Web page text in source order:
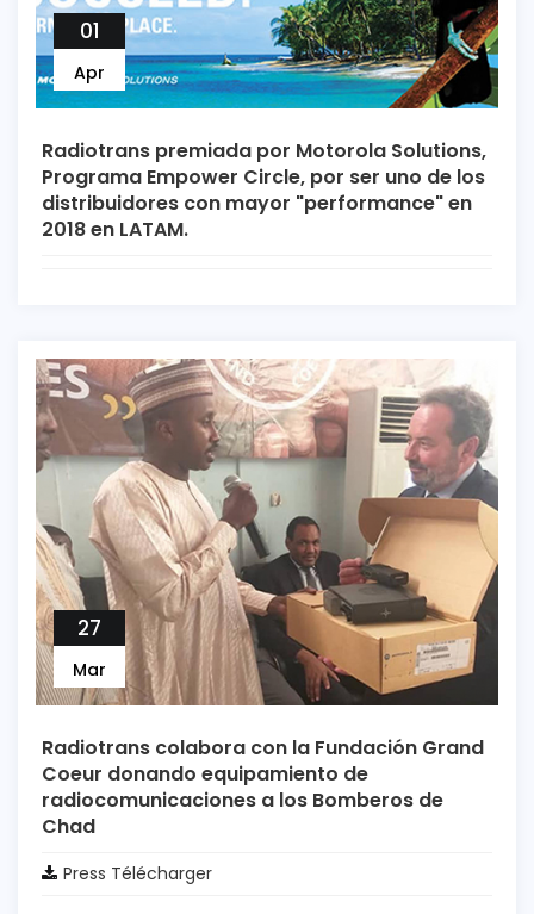
01
Apr
Radiotrans premiada por Motorola Solutions,
Programa Empower Circle, por ser uno de los
distribuidores con mayor "performance" en
2018 en LATAM.
27
Mar
Radiotrans colabora con la Fundación Grand
Coeur donando equipamiento de
radiocomunicaciones a los Bomberos de
Chad
Press Télécharger